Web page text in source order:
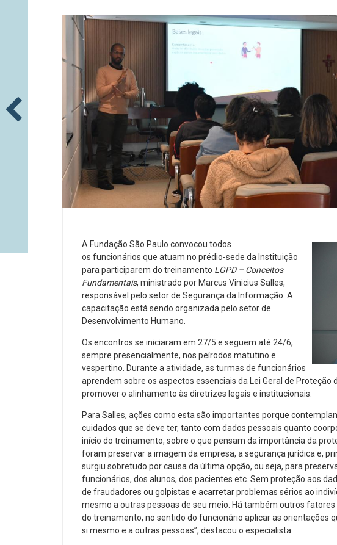
A Fundação São Paulo convocou todos
os funcionários que atuam no prédio-sede da Instituição
para participarem do treinamento LGPD – Conceitos
Fundamentais, ministrado por Marcus Vinicius Salles,
responsável pelo setor de Segurança da Informação. A
capacitação está sendo organizada pelo setor de
Desenvolvimento Humano.
Os encontros se iniciaram em 27/5 e seguem até 24/6,
sempre presencialmente, nos peírodos matutino e
vespertino. Durante a atividade, as turmas de funcionários
aprendem sobre os aspectos essenciais da Lei Geral de Proteção
promover o alinhamento às diretrizes legais e institucionais.
Para Salles, ações como esta são importantes porque
cuidados que se deve ter, tanto com dados pessoais quanto
início do treinamento, sobre o que pensam da importância da
foram preservar a imagem da empresa, a segurança jurídica e,
surgiu sobretudo por causa da última opção, ou seja, para
funcionários, dos alunos, dos pacientes etc. Sem proteção aos
de fraudadores ou golpistas e acarretar problemas sérios ao
mesmo a outras pessoas de seu meio. Há também outros
do treinamento, no sentido do funcionário aplicar as orientações
si mesmo e a outras pessoas”, destacou o especialista.